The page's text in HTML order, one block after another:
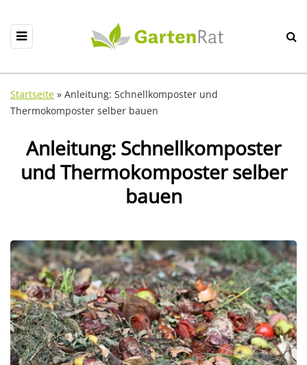
Startseite » Anleitung: Schnellkomposter und
Thermokomposter selber bauen
Anleitung: Schnellkomposter
und Thermokomposter selber
bauen